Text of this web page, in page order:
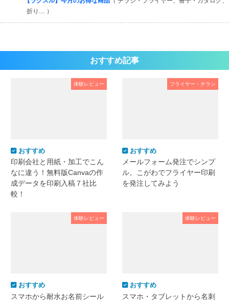
折り… ）
おすすめ記事
体験レビュー
おすすめ
印刷会社と用紙・加工でこん
なに違う！無料版Canvaの作
成データを印刷入稿７社比
較！
フライヤー・チラシ
おすすめ
メールフォーム発注でシンプ
ル。こがわでフライヤー印刷
を発注してみよう
体験レビュー
おすすめ
スマホから耐水お名前シール
体験レビュー
おすすめ
スマホ・タブレットから名刺